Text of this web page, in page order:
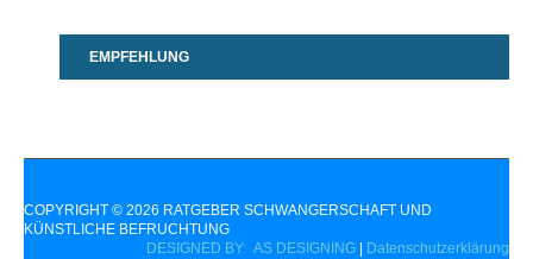
EMPFEHLUNG
COPYRIGHT © 2026 RATGEBER SCHWANGERSCHAFT UND
KÜNSTLICHE BEFRUCHTUNG
DESIGNED BY: AS DESIGNING | Datenschutzerklärung